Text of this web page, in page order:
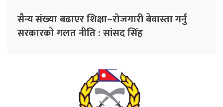
सैन्य संख्या बढाएर शिक्षा–रोजगारी बेवास्ता गर्नु
सरकारको गलत नीति : सांसद सिंह